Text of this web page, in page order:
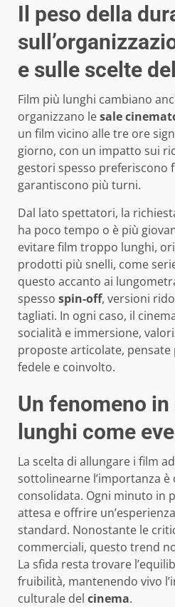
Il peso della
e sulle scelte
Film più lunghi cambiano
organizzano lesale
un film vicino alle tre ore
giorno, con un impatto sui
gestori spesso preferiscono
garantiscono più turni.
Dal lato spettatori, la
ha poco tempo o è più
evitare film troppo lunghi,
prodotti più snelli, come
questo accanto ai
spesso spin-off, versioni
tagliati. In ogni caso, il
socialità e immersione,
proposte articolate,
fedele e coinvolto.
Un fenomeno
lunghi come
La scelta di allungare i film
sottolinearne l’importanza
consolidata. Ogni minuto in
attesa e offrire
standard. Nonostante le
commerciali, questo trend
La sfida resta trovare
fruibilità, mantenendo vivo
culturale del cinema.